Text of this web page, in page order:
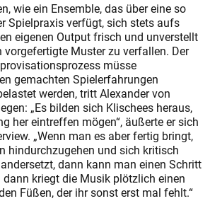
wie ein Ensemble, das über eine so
Spielpraxis verfügt, sich stets aufs
eigenen Output frisch und unverstellt
vorgefertigte Muster zu verfallen. Der
müsse
gemachten Spielerfahrungen
werden, tritt Alexander von
„Es bilden sich Klischees heraus,
her eintreffen mögen“, äußerte er sich
„Wenn man es aber fertig bringt,
hindurchzugehen und sich kritisch
dann kann man einen Schritt
kriegt die Musik plötzlich einen
Füßen, der ihr sonst erst mal fehlt.“